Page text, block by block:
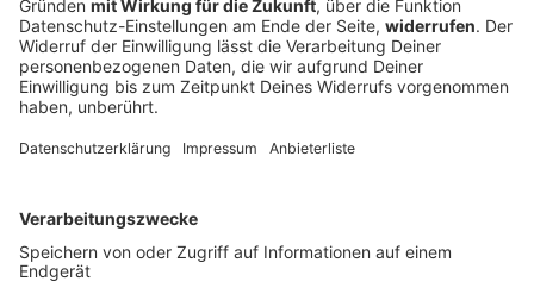
Sprachnachricht